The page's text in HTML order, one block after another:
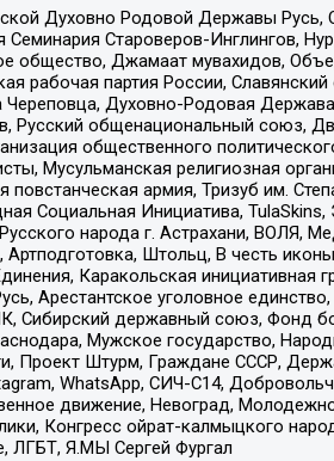
Духовно Родовой Державы
Староверов-Инглингов,
общество, Джамаат мувахидов,
рабочая партия России,
Духовно-Родовая
Русский общенациональный союз,
общественного
Мусульманская религиозная
армия, Тризуб им.
Социальная Инициатива,
народа г. Астрахани, ВОЛЯ,
Штольц, В честь
Каракольская инициативная
Арестантское уголовное
Сибирский державный союз, Фонд
Мужское государство,
Проект Штурм, Граждане СССР,
WhatsApp, СИЧ-С14,
движение, Невоград,
Конгресс ойрат-калмыцкого
ЛГБТ, Я.МЫ Сергей Фургал